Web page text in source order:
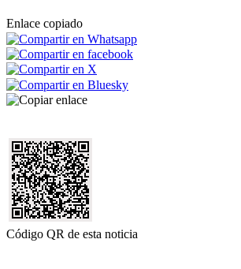
Enlace copiado
Código QR de esta noticia